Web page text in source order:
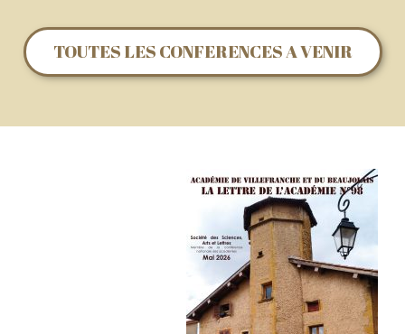
TOUTES LES CONFERENCES A VENIR